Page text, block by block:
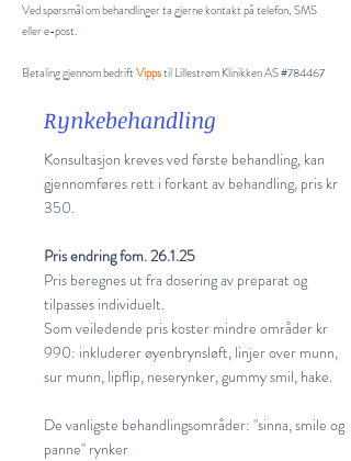
Ved spørsmål om behandlinger ta gjerne kontakt på telefon, SMS
eller e-post.
Betaling gjennom bedriftVippstil Lillestrøm Klinikken AS#784467
Rynkebehandling
Konsultasjon kreves ved første behandling, kan
gjennomføres rett i forkant av behandling, pris kr
350.
Pris endring fom. 26.1.25
Pris beregnes ut fra dosering av preparat og
tilpasses individuelt.
Som veiledende pris koster mindre områder kr
990: inkluderer øyenbrynsløft, linjer over munn,
sur munn, lipflip, neserynker, gummy smil, hake.
De vanligste behandlingsområder: "sinna, smile og
panne" rynker